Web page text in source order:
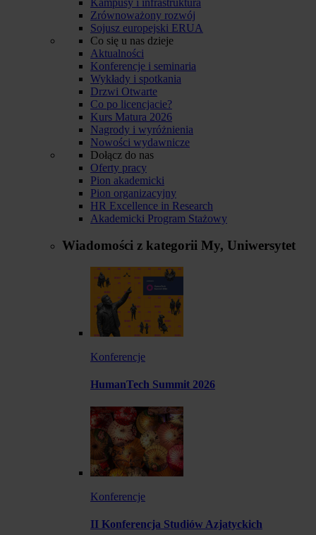
Zrównoważony rozwój
Sojusz europejski ERUA
Co się u nas dzieje
Aktualności
Konferencje i seminaria
Wykłady i spotkania
Drzwi Otwarte
Co po licencjacie?
Kurs Matura 2026
Nagrody i wyróżnienia
Nowości wydawnicze
Dołącz do nas
Oferty pracy
Pion akademicki
Pion organizacyjny
HR Excellence in Research
Akademicki Program Stażowy
Wiadomości z kategorii My, Uniwersytet
Konferencje
HumanTech Summit 2026
Konferencje
II Konferencja Studiów Azjatyckich